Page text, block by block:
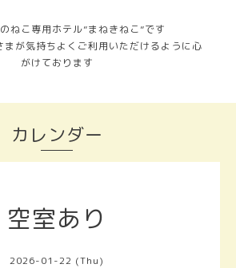
ねこ専用ホテル”まねきねこ”です
まが気持ちよくご利用いただけるように心
がけております
カレンダー
空室あり
2026-01-22 (Thu)